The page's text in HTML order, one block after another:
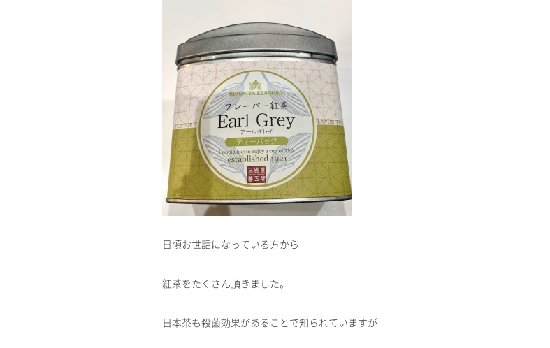
日頃お世話になっている方から
紅茶をたくさん頂きました。
日本茶も殺菌効果があることで知られていますが